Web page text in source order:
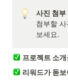
첨부할
보세요.
프로젝트 소
리워드가 돋보